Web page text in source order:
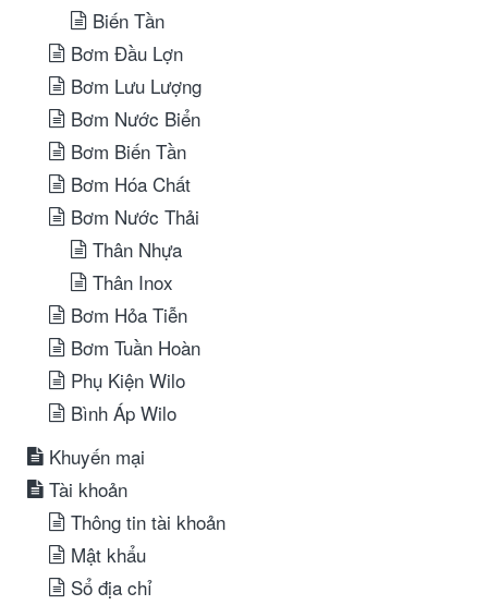
Biến Tần
Bơm Đầu Lợn
Bơm Lưu Lượng
Bơm Nước Biển
Bơm Biến Tần
Bơm Hóa Chất
Bơm Nước Thải
Thân Nhựa
Thân Inox
Bơm Hỏa Tiễn
Bơm Tuần Hoàn
Phụ Kiện Wilo
Bình Áp Wilo
Khuyến mại
Tài khoản
Thông tin tài khoản
Mật khẩu
Sổ địa chỉ